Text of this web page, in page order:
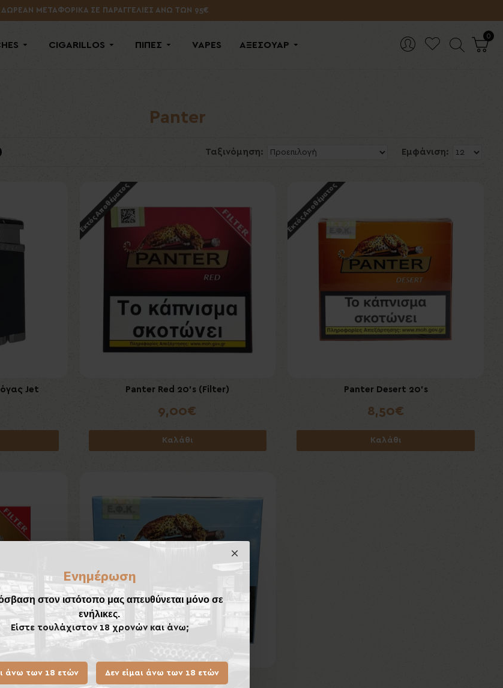
Ενημέρωση
στον ιστότοπο μας απευθύνεται μόνο σε
ενήλικες.
Είστε τουλάχιστον 18 χρονών και άνω;
άνω των 18 ετών Δεν είμαι άνω των 18 ετών
ΔΩΡΕΑΝ ΜΕΤΑΦΟΡΙΚΑ ΣΕ ΠΑΡΑΓΓΕΛΙΕΣ ΑΝΩ ΤΩΝ 95€
CIGARILLOS ΠΙΠΕΣ VAPES ΑΞΕΣΟΥΑΡ
0
Panter
Ταξινόμηση: Εμφάνιση:
Jet
Εκτός Αποθέματος
Panter Red 20's (Filter)
9,00€
Καλάθι
Εκτός Αποθέματος
Panter Desert 20's
8,50€
Καλάθι